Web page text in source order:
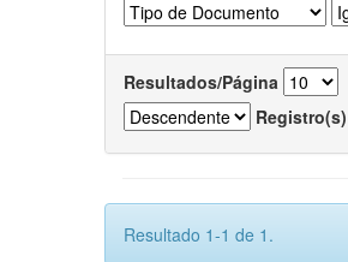
Resultados/Página
Registro(s)
Resultado 1-1 de 1.